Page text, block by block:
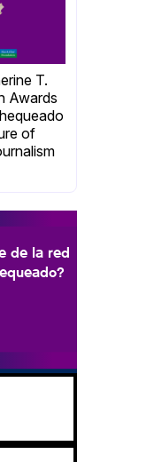
T.
Awards
of
de la red